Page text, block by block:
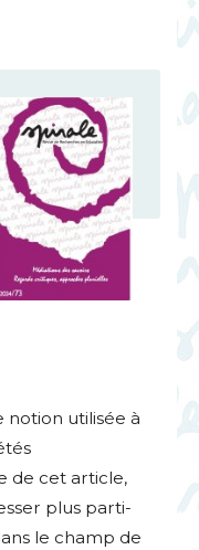
notion utilisée à
de cet article,
plus parti-
le champ de